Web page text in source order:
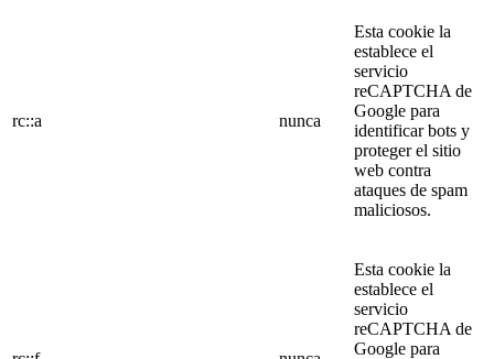
rc::a nunca
Esta cookie la
establece el
servicio
reCAPTCHA de
Google para
identificar bots y
proteger el sitio
web contra
ataques de spam
maliciosos.
Esta cookie la
establece el
servicio
reCAPTCHA de
Google para